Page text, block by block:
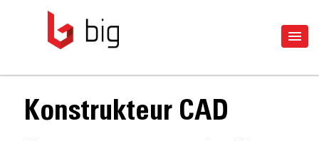
Konstrukteur CAD